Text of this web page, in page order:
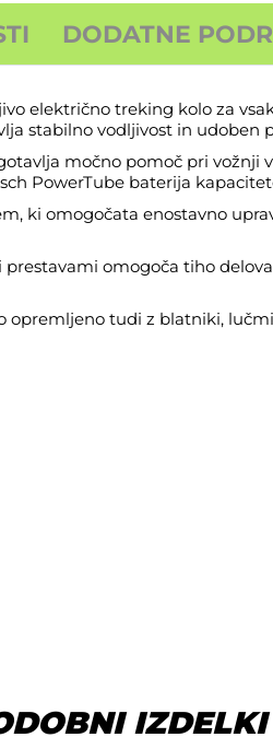
DODATNE
električno treking kolo za
stabilno vodljivost in udoben
močno pomoč pri
PowerTube baterija
ki omogočata enostavno
omogoča tiho
opremljeno tudi z blatniki,
IZDELKI